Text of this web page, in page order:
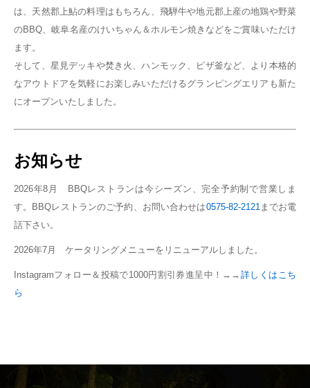
は、天然郡上鮎の料理はもちろん、飛騨牛や地元郡上産の地鶏や野菜
のBBQ、岐阜名産のけいちゃん＆ホルモン焼きなどをご賞味いただけ
ます。
そして、星見デッキや焚き火、ハンモック、ピザ釜など、より本格的
なアウトドアを気軽にお楽しみいただけるグランピングエリアも新た
にオープンいたしました。
お知らせ
2026年8月 BBQレストランは今シーズン、完全予約制で営業しま
す。BBQレストランのご予約、お問い合わせは0575-82-2121までお電
話下さい。
2026年7月 ケータリングメニューをリニューアルしました。
Instagramフォロー＆投稿で1000円割引券進呈中！→→ 詳しくはこち
ら